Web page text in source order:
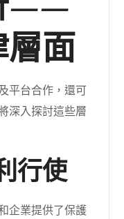
面
平台合作，還可
深入探討這些層
行使
企業提供了保護